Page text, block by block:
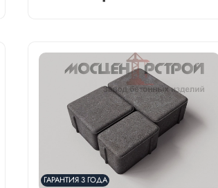
ГАРАНТИЯ 3 ГОДА